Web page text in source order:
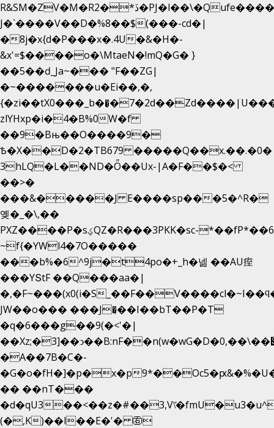
R&SM�ZV�M�R2�*ڏ�PJ�l��\�Qufe����<�l���
J�`����V��D�%8��$(���-cd�|
�8j�x{d�P���x�.4U�&�H�-
&x'=$����o�\MtaeN�!mQ�G� }
��5��ԁ_Ja~��� "F��ZG|
�~�������u�Ei��,�,
zlYHxp�i�4�B%0W�f
��9�Bњ��O����9�
Ѣ�X��D�2�TB679 �����Q��x.��.�0�
3hLQ�L��ND�Ȫ��Ux-|A�F��$�<
��>�
���&�����J E����sp���5�^R�
옞�_�\,��
PXZ����P�sؼQZ�R���3PKK�sc-*��fP*��6_̦Q���H�hl��a��j��dӤ�ܥ�Ք�7�)S�_3y��@�n-
~f{�YWl4�7O�����
���b%�6^9j�t4po�+_h�넮 ��AU痓
���YՏtF ��Q���aa�|
�,�F~���(x0(i�S
JW��o��� ���J�̖��I��bT��P�T
�q�6���g��9(�<'�|
��Xz;�3]��ͻ��B:nF��n(w�wG�D�݌��\��,0"�
�A��7B�C�-
�G�o�fH�]�p�x�p
�� ��nT���
�d�qU3
(�,K)��l��E�'� ㊨